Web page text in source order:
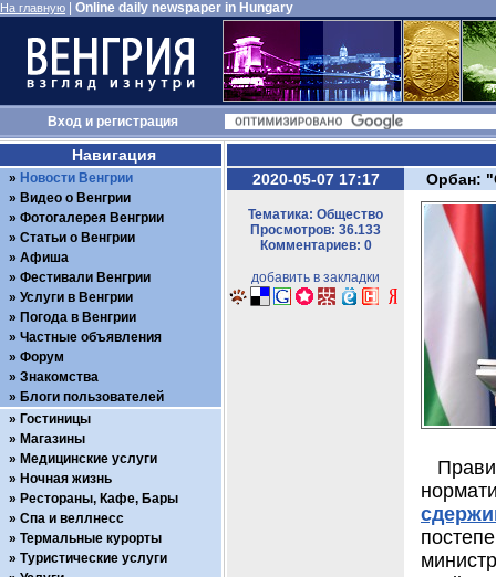
На главную Online daily newspaper in Hungary
Входи регистрация
2020-05-07 17:17
Тематика: Общество
Просмотров: 36.133
Комментариев: 0
добавить в закладки
Орбан:
Навигация
Новости Венгрии
Видео о Венгрии
Фотогалерея Венгрии
Статьи о Венгрии
Афиша
Фестивали Венгрии
Услуги в Венгрии
Погода в Венгрии
Частные объявления
Форум
Знакомства
Блоги пользователей
Гостиницы
Магазины
Медицинские услуги
Ночная жизнь
Рестораны, Кафе, Бары
Спа и веллнесс
Термальные курорты
Туристические услуги